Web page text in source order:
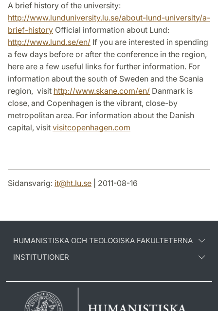
A brief history of the university:
http://www.lunduniversity.lu.se/about-lund-university/a-
brief-history Official information about Lund:
http://www.lund.se/en/ If you are interested in spending
a few days before or after the conference in the region,
here are a few useful links for further information. For
information about the south of Sweden and the Scania
region, visit http://www.skane.com/en/ Danmark is
close, and Copenhagen is the vibrant, close-by
metropolitan area. For information about the Danish
capital, visit visitcopenhagen.com
Sidansvarig: it@ht.lu.se | 2011-08-16
HUMANISTISKA OCH TEOLOGISKA FAKULTETERNA
INSTITUTIONER